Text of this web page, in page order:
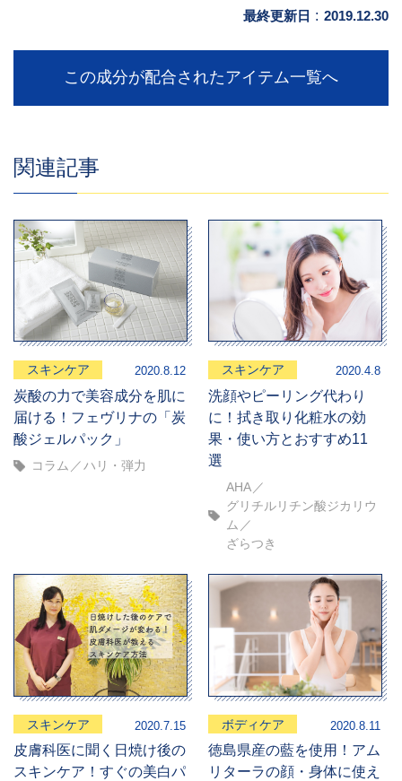
最終更新日 : 2019.12.30
この成分が配合されたアイテム一覧へ
関連記事
スキンケア 2020.8.12
炭酸の力で美容成分を肌に
届ける！フェヴリナの「炭
酸ジェルパック」
コラム ハリ・弾力
スキンケア 2020.4.8
洗顔やピーリング代わり
に！拭き取り化粧水の効
果・使い方とおすすめ11
選
AHA
グリチルリチン酸ジカリウ
ム
ざらつき
スキンケア 2020.7.15
皮膚科医に聞く日焼け後の
スキンケア！すぐの美白パ
ボディケア 2020.8.11
徳島県産の藍を使用！アム
リターラの顔・身体に使え